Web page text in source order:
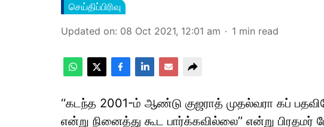
செய்திப்பிரிவு
Updated on: 08 Oct 2021, 12:01 am 1 min read
‘‘கடந்த 2001-ம் ஆண்டு குஜராத் முதல்வரா கப்
என்று நினைத்து கூட பார்க்கவில்லை’’ என்று பிரதமர்